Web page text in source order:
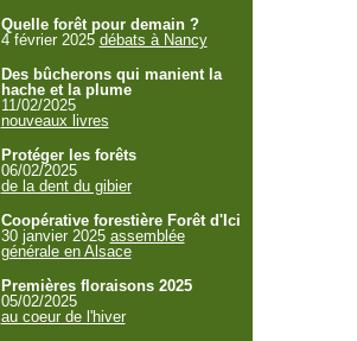
Quelle forêt pour demain ?
4 février 2025 débats à Nancy
Des bûcherons qui manient la
hache et la plume
11/02/2025
nouveaux livres
Protéger les forêts
06/02/2025
de la dent du gibier
Coopérative forestière Forêt d'Ici
30 janvier 2025 assemblée
générale en Alsace
Premières floraisons 2025
05/02/2025
au coeur de l'hiver